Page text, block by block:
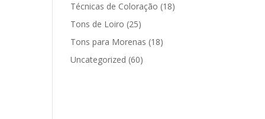
Técnicas de Coloração (18)
Tons de Loiro (25)
Tons para Morenas (18)
Uncategorized (60)